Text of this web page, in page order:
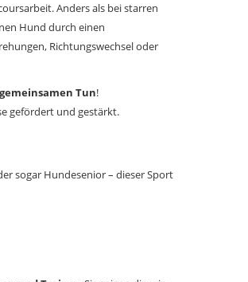
Anders als bei starren
Hund durch einen
Richtungswechsel oder
Tun!
gefördert und gestärkt.
sogar Hundesenior – dieser Sport